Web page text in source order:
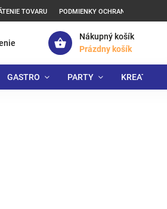
TOVARU PODMIENKY OCHRANY
Nákupný košík
Prázdny košík
GASTRO PARTY